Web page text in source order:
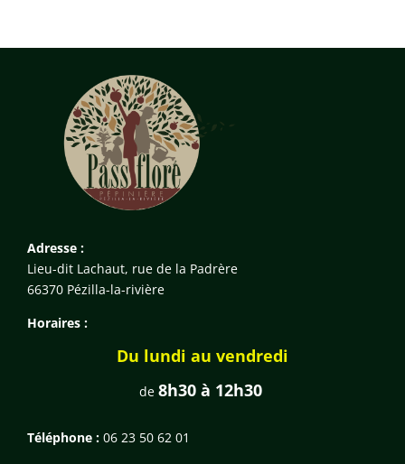
Adresse :
Lieu-dit Lachaut, rue de la Padrère
66370 Pézilla-la-rivière
Horaires :
Du lundi au vendredi
de 8h30 à 12h30
Téléphone : 06 23 50 62 01